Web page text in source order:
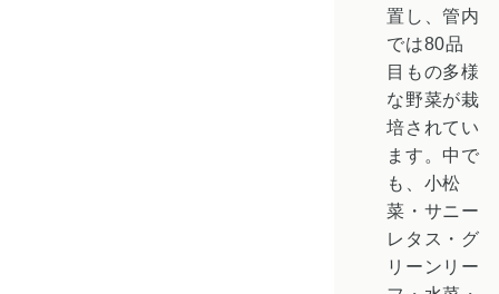
置し、管内
では80品
目もの多様
な野菜が栽
培されてい
ます。中で
も、小松
菜・サニー
レタス・グ
リーンリー